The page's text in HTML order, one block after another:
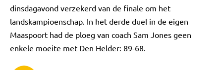
dinsdagavond verzekerd van de finale om het
landskampioenschap. In het derde duel in de eigen
Maaspoort had de ploeg van coach Sam Jones geen
enkele moeite met Den Helder: 89-68.